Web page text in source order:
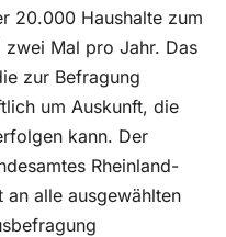
20.000 Haushalte zum
Mal pro Jahr. Das
zur Befragung
um Auskunft, die
kann. Der
Rheinland-
alle ausgewählten